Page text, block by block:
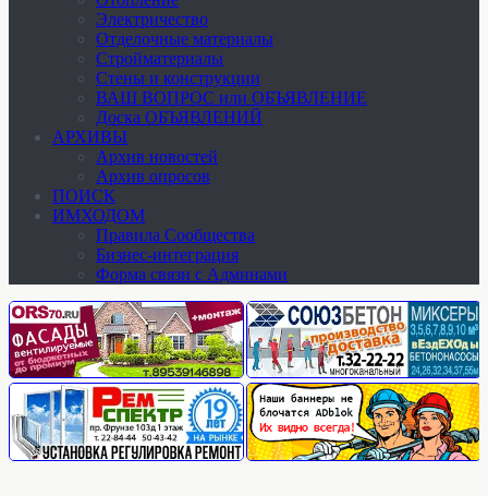
Электричество
Отделочные материалы
Стройматериалы
Стены и конструкции
ВАШ ВОПРОС или ОБЪЯВЛЕНИЕ
Доска ОБЪЯВЛЕНИЙ
АРХИВЫ
Архив новостей
Архив опросов
ПОИСК
ИМХОДОМ
Правила Сообщества
Бизнес-интеграция
Форма связи с Админами